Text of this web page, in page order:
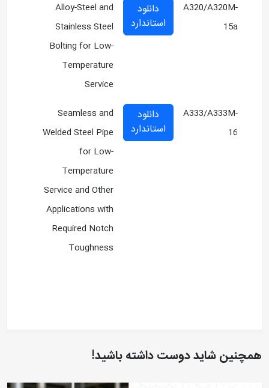
A320/A320M-
15a
دانلود
استاندارد
Alloy-Steel and
Stainless Steel
Bolting for Low-
Temperature
Service
A333/A333M-
16
دانلود
استاندارد
Seamless and
Welded Steel Pipe
for Low-
Temperature
Service and Other
Applications with
Required Notch
Toughness
همچنین شاید دوست داشته باشید!